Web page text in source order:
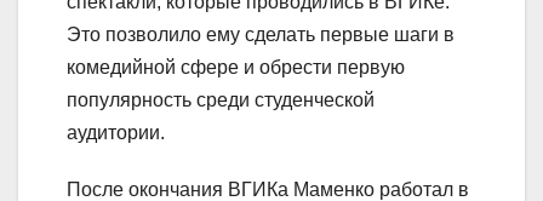
Это позволило ему сделать первые шаги в
комедийной сфере и обрести первую
популярность среди студенческой
аудитории.
После окончания ВГИКа Маменко работал в